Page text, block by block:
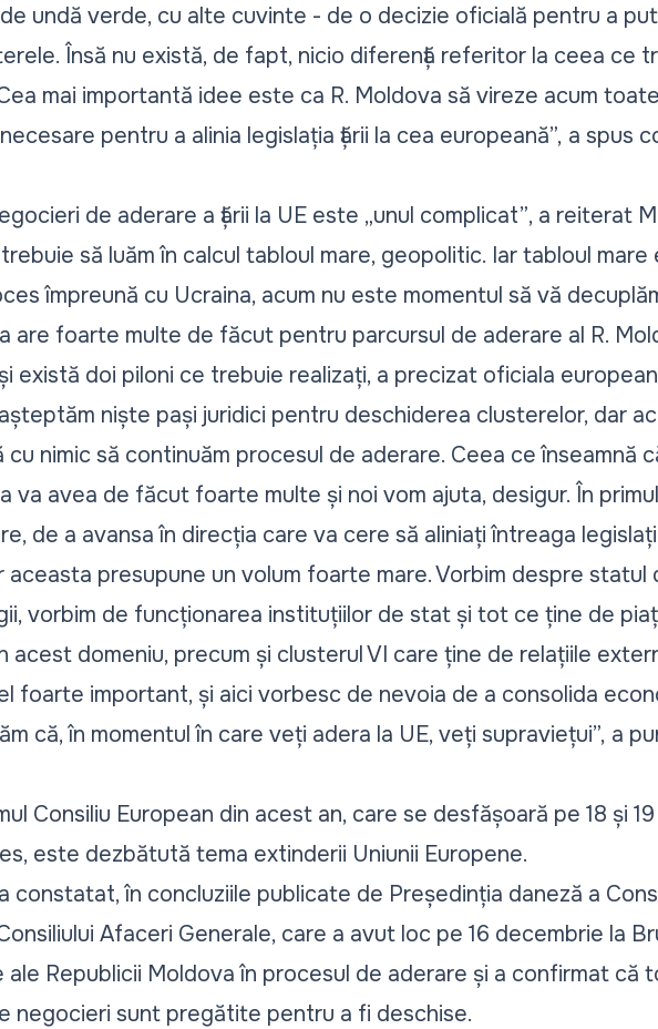
undă verde, cu alte cuvinte - de o decizie oficială pentru a
Însă nu există, de fapt, nicio diferență referitor la ceea ce
mai importantă idee este ca R. Moldova să vireze acum toate
pentru a alinia legislația țării la cea europeană”, a spus
de aderare a țării la UE este „unul complicat”, a reiterat
trebuie să luăm în calcul tabloul mare, geopolitic. Iar tabloul mare
împreună cu Ucraina, acum nu este momentul să vă
are foarte multe de făcut pentru parcursul de aderare al R.
există doi piloni ce trebuie realizați, a precizat oficiala
niște pași juridici pentru deschiderea clusterelor, dar
cu nimic să continuăm procesul de aderare. Ceea ce înseamnă
va avea de făcut foarte multe și noi vom ajuta, desigur. În
de a avansa în direcția care va cere să aliniați întreaga
aceasta presupune un volum foarte mare. Vorbim despre statul
vorbim de funcționarea instituțiilor de stat și tot ce ține de
acest domeniu, precum și clusterul VI care ține de relațiile
foarte important, și aici vorbesc de nevoia de a consolida
că, în momentul în care veți adera la UE, veți supraviețui”, a
Consiliu European din acest an, care se desfășoară pe 18 și 19
este dezbătută tema extinderii Uniunii Europene.
constatat, în concluziile publicate de Președinția daneză a
Afaceri Generale, care a avut loc pe 16 decembrie la
Republicii Moldova în procesul de aderare și a confirmat că
negocieri sunt pregătite pentru a fi deschise.